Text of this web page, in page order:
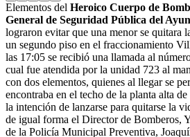
Elementos del Heroico Cuerpo de
General de Seguridad Pública del
lograron evitar que una menor se quitara
un segundo piso en el fraccionamiento
las 17:05 se recibió una llamada al
cual fue atendida por la unidad 723 al
con dos elementos, quienes al llegar se
encontraba en el techo de la planta alta
la intención de lanzarse para quitarse la
de igual forma el Director de Bomberos,
de la Policía Municipal Preventiva,